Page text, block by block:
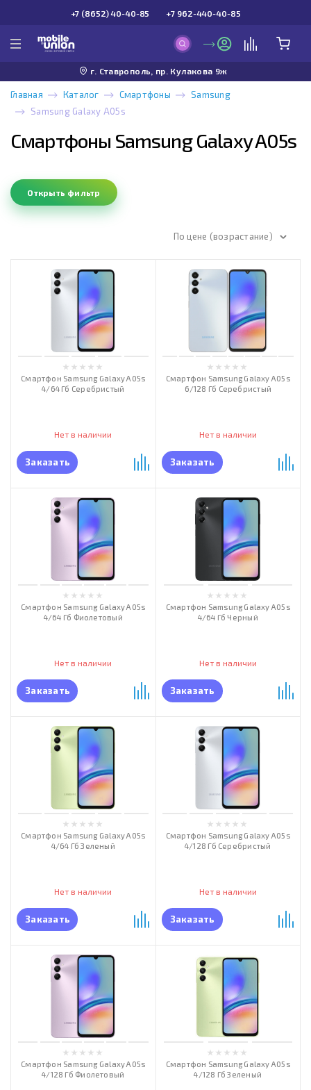
+7 (8652) 40-40-85 +7 962-440-40-85
г. Ставрополь, пр. Кулакова 9ж
Главная Каталог Смартфоны
Samsung
Samsung Galaxy A05s
Смартфоны Samsung Galaxy A05s
Открыть фильтр
По цене (возрастание)
Смартфон Samsung Galaxy A05s
4/64 Гб Серебристый
Нет в наличии
Заказать
Смартфон Samsung Galaxy A05s
6/128 Гб Серебристый
Нет в наличии
Заказать
Смартфон Samsung Galaxy A05s
4/64 Гб Фиолетовый
Нет в наличии
Заказать
Смартфон Samsung Galaxy A05s
4/64 Гб Черный
Нет в наличии
Заказать
Смартфон Samsung Galaxy A05s
4/64 Гб Зеленый
Нет в наличии
Заказать
Смартфон Samsung Galaxy A05s
4/128 Гб Серебристый
Нет в наличии
Заказать
Смартфон Samsung Galaxy A05s
4/128 Гб Фиолетовый
Смартфон Samsung Galaxy A05s
4/128 Гб Зеленый